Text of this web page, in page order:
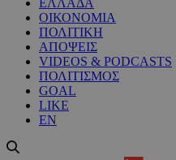
ΕΛΛΑΔΑ
ΟΙΚΟΝΟΜΙΑ
ΠΟΛΙΤΙΚΗ
ΑΠΟΨΕΙΣ
VIDEOS & PODCASTS
ΠΟΛΙΤΙΣΜΟΣ
GOAL
LIKE
EN